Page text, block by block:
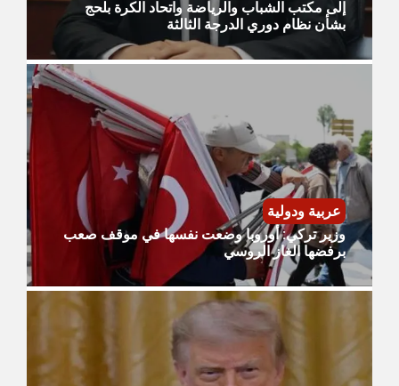
إلى مكتب الشباب والرياضة واتحاد الكرة بلحج
بشأن نظام دوري الدرجة الثالثة
عربية ودولية
وزير تركي: أوروبا وضعت نفسها في موقف صعب
برفضها الغاز الروسي